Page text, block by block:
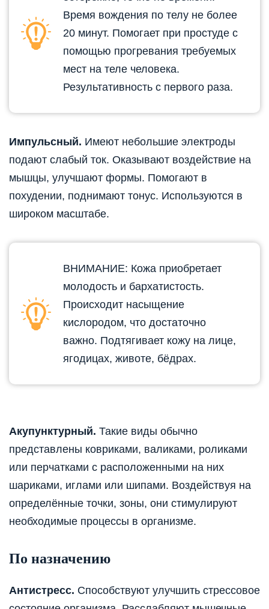
Время вождения по телу не более
20 минут. Помогает при простуде с
помощью прогревания требуемых
мест на теле человека.
Результативность с первого раза.
Импульсный. Имеют небольшие электроды
подают слабый ток. Оказывают воздействие на
мышцы, улучшают формы. Помогают в
похудении, поднимают тонус. Используются в
широком масштабе.
ВНИМАНИЕ: Кожа приобретает
молодость и бархатистость.
Происходит насыщение
кислородом, что достаточно
важно. Подтягивает кожу на лице,
ягодицах, животе, бёдрах.
Акупунктурный. Такие виды обычно
представлены ковриками, валиками, роликами
или перчатками с расположенными на них
шариками, иглами или шипами. Воздействуя на
определённые точки, зоны, они стимулируют
необходимые процессы в организме.
По назначению
Антистресс. Способствуют улучшить стрессовое